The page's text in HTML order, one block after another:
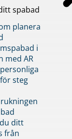
spabad
planera
i
med AR
steg
ditt
från